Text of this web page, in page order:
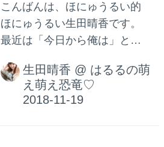
長く続くと読むのをやめま
す。 この前、恐竜漫画やヤン
キー漫画「特攻の拓」で有名
な所十三大先生と話す機会が
あったのですが、人間や白亜
紀の恐竜や色んな動物がいる
こんばんは、ほにゅうるい的
ほにゅうるい生田晴香です。
最近は「今日から俺は」とい
レビで放送されていたりし
て、じわじわヤンキーブーム
がきているような…いうほど
生田晴香 @ はるるの萌
え萌え恐竜♡